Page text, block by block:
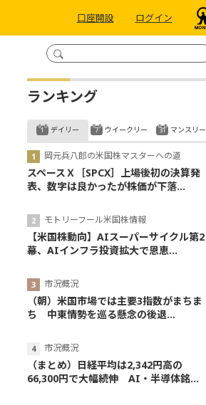
口座開設 ログイン
ランキング
デイリー
岡元兵八郎の米国株マスターへの道
スペースＸ［SPCX］上場後初の決算発
表、数字は良かったが株価が下落...
モトリーフール米国株情報
【米国株動向】AIスーパーサイクル第2
幕、AIインフラ投資拡大で恩恵...
市況概況
（朝）米国市場では主要3指数がまちま
ち 中東情勢を巡る懸念の後退...
市況概況
（まとめ）日経平均は2,342円高の
66,300円で大幅続伸 AI・半導体銘...
ウイークリー マンスリー